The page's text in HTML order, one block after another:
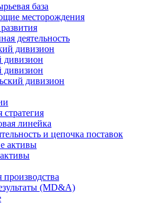
база
месторождения
деятельность
дивизион
дивизион
дивизион
дивизион
линейка
и цепочка поставок
активы
(MD&A)